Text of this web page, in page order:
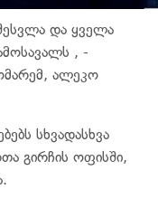
და ყველა
, -
ალეკო
სხვადასხვა
გირჩის ოფისში,